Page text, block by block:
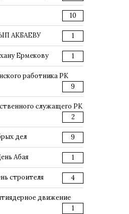
10
АКБАЕВУ 1
Ермекову 1
работника РК
9
служащего РК
2
дел 9
Абая 1
строителя 4
движение
1